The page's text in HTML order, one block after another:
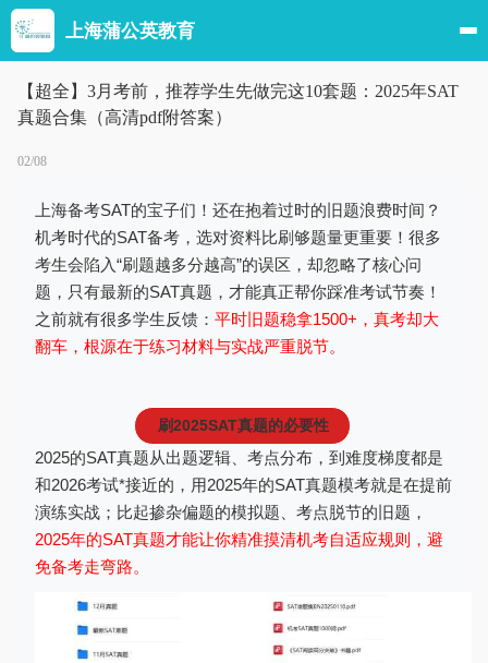
上海蒲公英教育
【超全】3月考前，推荐学生先做完这10套题：2025年SAT
真题合集（高清pdf附答案）
02/08
上海备考SAT的宝子们！还在抱着过时的旧题浪费时间？
机考时代的SAT备考，选对资料比刷够题量更重要！很多
考生会陷入“刷题越多分越高”的误区，却忽略了核心问
题，只有最新的SAT真题，才能真正帮你踩准考试节奏！
之前就有很多学生反馈： 平时旧题稳拿1500+，真考却大
翻车，根源在于练习材料与实战严重脱节。
刷2025SAT真题的必要性
2025的SAT真题从出题逻辑、考点分布，到难度梯度都是
和2026考试*接近的，用2025年的SAT真题模考就是在提前
演练实战；比起掺杂偏题的模拟题、考点脱节的旧题，
2025年的SAT真题才能让你精准摸清机考自适应规则，避
免备考走弯路。